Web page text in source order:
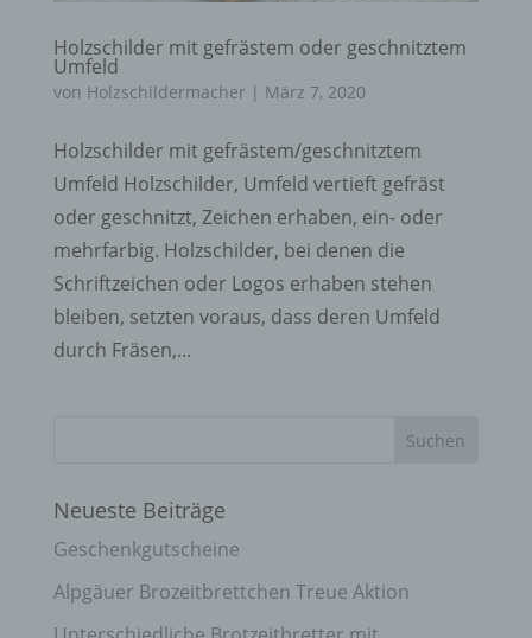
Holzschilder mit gefrästem oder geschnitztem
Umfeld
von Holzschildermacher | März 7, 2020
Holzschilder mit gefrästem/geschnitztem
Umfeld Holzschilder, Umfeld vertieft gefräst
oder geschnitzt, Zeichen erhaben, ein- oder
mehrfarbig. Holzschilder, bei denen die
Schriftzeichen oder Logos erhaben stehen
bleiben, setzten voraus, dass deren Umfeld
durch Fräsen,...
Neueste Beiträge
Geschenkgutscheine
Alpgäuer Brozeitbrettchen Treue Aktion